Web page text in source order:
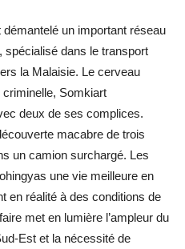
un important réseau
spécialisé dans le transport
la Malaisie. Le cerveau
Somkiart
deux de ses complices.
macabre de trois
un camion surchargé. Les
une vie meilleure en
en réalité à des conditions de
met en lumière l’ampleur du
Est et la nécessité de